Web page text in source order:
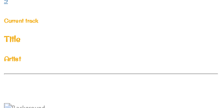
Current track
Title
Artist